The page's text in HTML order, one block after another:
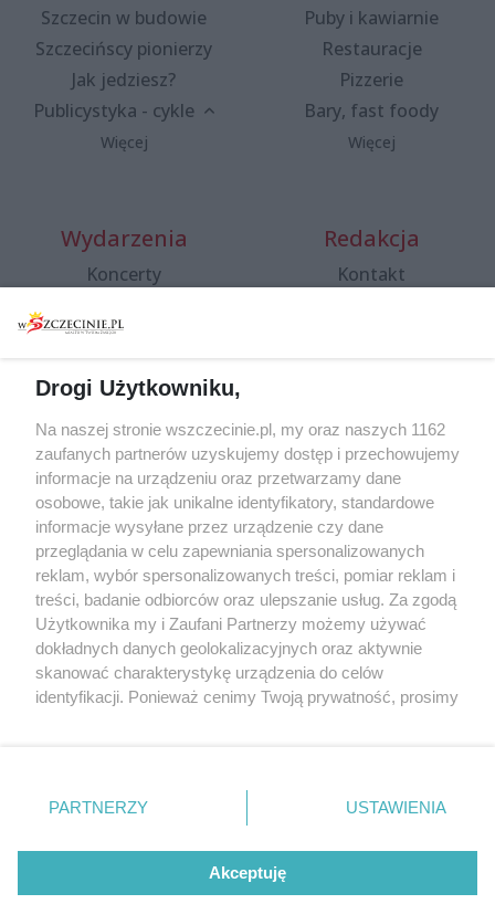
Szczecin w budowie
Szczecińscy pionierzy
Jak jedziesz?
Publicystyka - cykle
Więcej
Puby i kawiarnie
Restauracje
Pizzerie
Bary, fast foody
Więcej
Wydarzenia
Koncerty
Spacery i oprowadzania
targi
Wernisaże
Więcej
Redakcja
Kontakt
Specjalny koncert z okazji
20. urodzin portalu
wSzczecinie.pl
Regulamin konkursów
śniadaniówka "Hej
Szczecin! Jest piątek!"
Partnerzy
Praca Szczecin
© 2026 wSzczecinie.pl
Created by GOD
Drogi Użytkowniku,
Na naszej stronie wszczecinie.pl, my oraz naszych 1162
zaufanych partnerów uzyskujemy dostęp i przechowujemy
informacje na urządzeniu oraz przetwarzamy dane
osobowe, takie jak unikalne identyfikatory, standardowe
informacje wysyłane przez urządzenie czy dane
przeglądania w celu zapewniania spersonalizowanych
reklam, wybór spersonalizowanych treści, pomiar reklam i
treści, badanie odbiorców oraz ulepszanie usług. Za zgodą
Użytkownika my i Zaufani Partnerzy możemy używać
dokładnych danych geolokalizacyjnych oraz aktywnie
skanować charakterystykę urządzenia do celów
identyfikacji. Ponieważ cenimy Twoją prywatność, prosimy
prywatności znajdujący się w lewym dolnym rogu strony
. Niektóre rodzaje przetwarzania danych nie wymagają
takiemu przetwarzaniu. Preferencje będą miały
zastosowania tylko na tej witrynie.
PARTNERZY USTAWIENIA
Akceptuję